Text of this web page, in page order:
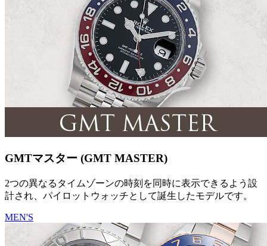
GMTマスター (GMT MASTER)
2つの異なるタイムゾーンの時刻を同時に表示できるよう設
計され、パイロットウォッチとして誕生したモデルです。
MEN'S